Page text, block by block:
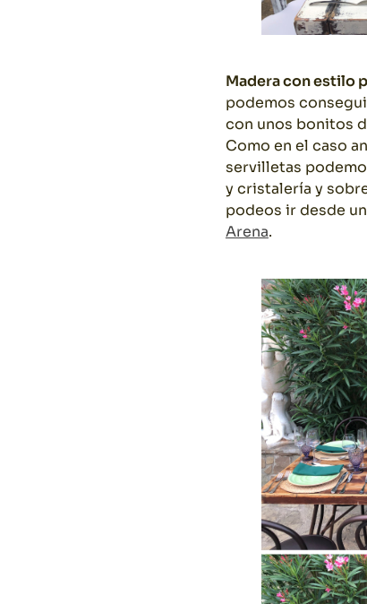
Madera con estilo
podemos
con unos bonitos
Como en el caso
servilletas
y cristalería y
podeos ir desde
Arena.